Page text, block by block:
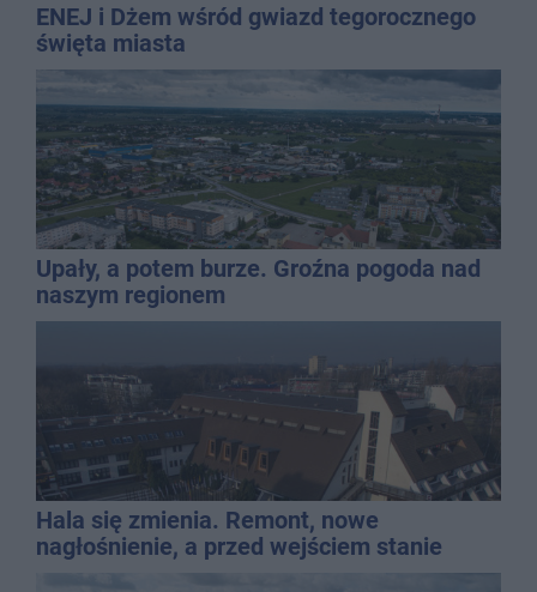
ENEJ i Dżem wśród gwiazd tegorocznego
święta miasta
Upały, a potem burze. Groźna pogoda nad
naszym regionem
Hala się zmienia. Remont, nowe
nagłośnienie, a przed wejściem stanie